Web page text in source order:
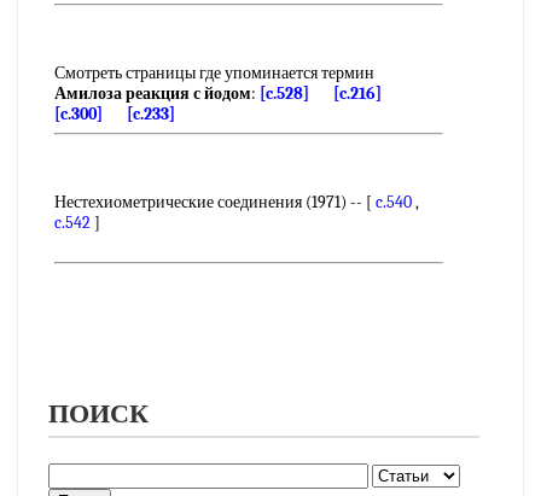
Смотреть страницы где упоминается термин
Амилоза реакция с йодом: [c.528]
[c.216]
[c.300]
[c.233]
Нестехиометрические соединения (1971) -- [ c.540,
c.542]
ПОИСК